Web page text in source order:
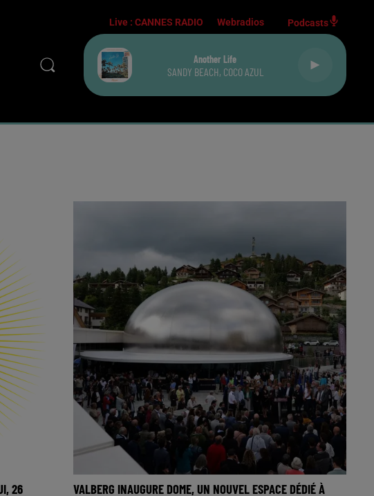
Live :CANNES RADIO Webradios Podcasts
Another Life
SANDY BEACH, COCO AZUL
26
VALBERG INAUGURE DOME, UN NOUVEL ESPACE DÉDIÉ À